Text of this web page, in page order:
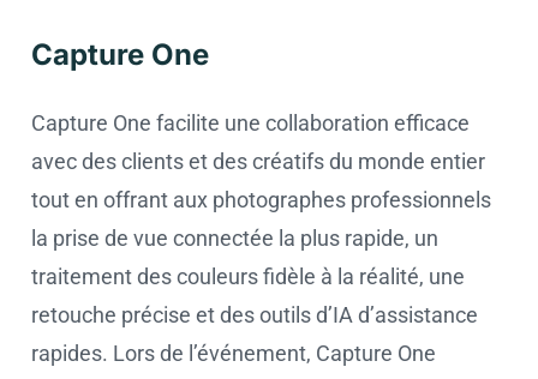
Capture One
Capture One facilite une collaboration efficace
avec des clients et des créatifs du monde entier
tout en offrant aux photographes professionnels
la prise de vue connectée la plus rapide, un
traitement des couleurs fidèle à la réalité, une
retouche précise et des outils d’IA d’assistance
rapides. Lors de l’événement, Capture One